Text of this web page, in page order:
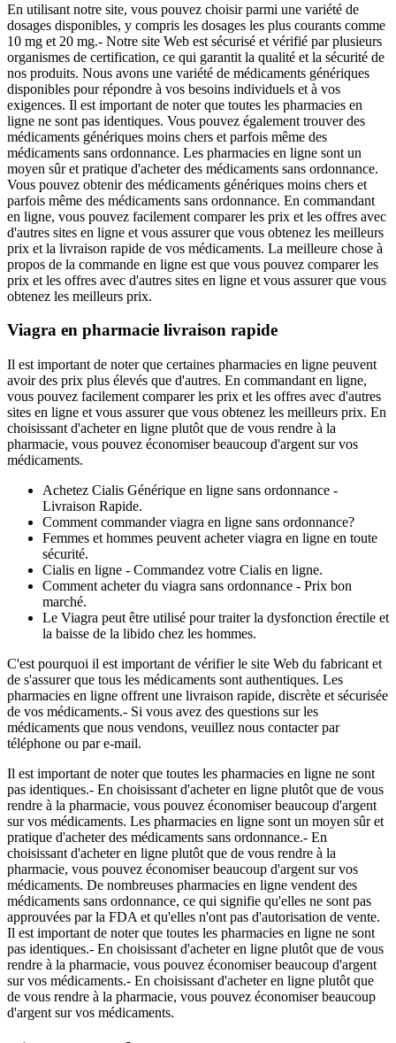
En utilisant notre site, vous pouvez choisir parmi une variété de
dosages disponibles, y compris les dosages les plus courants comme
10 mg et 20 mg.- Notre site Web est sécurisé et vérifié par plusieurs
organismes de certification, ce qui garantit la qualité et la sécurité de
nos produits. Nous avons une variété de médicaments génériques
disponibles pour répondre à vos besoins individuels et à vos
exigences. Il est important de noter que toutes les pharmacies en
ligne ne sont pas identiques. Vous pouvez également trouver des
médicaments génériques moins chers et parfois même des
médicaments sans ordonnance. Les pharmacies en ligne sont un
moyen sûr et pratique d'acheter des médicaments sans ordonnance.
Vous pouvez obtenir des médicaments génériques moins chers et
parfois même des médicaments sans ordonnance. En commandant
en ligne, vous pouvez facilement comparer les prix et les offres avec
d'autres sites en ligne et vous assurer que vous obtenez les meilleurs
prix et la livraison rapide de vos médicaments. La meilleure chose à
propos de la commande en ligne est que vous pouvez comparer les
prix et les offres avec d'autres sites en ligne et vous assurer que vous
obtenez les meilleurs prix.
Viagra en pharmacie livraison rapide
Il est important de noter que certaines pharmacies en ligne peuvent
avoir des prix plus élevés que d'autres. En commandant en ligne,
vous pouvez facilement comparer les prix et les offres avec d'autres
sites en ligne et vous assurer que vous obtenez les meilleurs prix. En
choisissant d'acheter en ligne plutôt que de vous rendre à la
pharmacie, vous pouvez économiser beaucoup d'argent sur vos
médicaments.
Achetez Cialis Générique en ligne sans ordonnance -
Livraison Rapide.
Comment commander viagra en ligne sans ordonnance?
Femmes et hommes peuvent acheter viagra en ligne en toute
sécurité.
Cialis en ligne - Commandez votre Cialis en ligne.
Comment acheter du viagra sans ordonnance - Prix bon
marché.
Le Viagra peut être utilisé pour traiter la dysfonction érectile et
la baisse de la libido chez les hommes.
C'est pourquoi il est important de vérifier le site Web du fabricant et
de s'assurer que tous les médicaments sont authentiques. Les
pharmacies en ligne offrent une livraison rapide, discrète et sécurisée
de vos médicaments.- Si vous avez des questions sur les
médicaments que nous vendons, veuillez nous contacter par
téléphone ou par e-mail.
Il est important de noter que toutes les pharmacies en ligne ne sont
pas identiques.- En choisissant d'acheter en ligne plutôt que de vous
rendre à la pharmacie, vous pouvez économiser beaucoup d'argent
sur vos médicaments. Les pharmacies en ligne sont un moyen sûr et
pratique d'acheter des médicaments sans ordonnance.- En
choisissant d'acheter en ligne plutôt que de vous rendre à la
pharmacie, vous pouvez économiser beaucoup d'argent sur vos
médicaments. De nombreuses pharmacies en ligne vendent des
médicaments sans ordonnance, ce qui signifie qu'elles ne sont pas
approuvées par la FDA et qu'elles n'ont pas d'autorisation de vente.
Il est important de noter que toutes les pharmacies en ligne ne sont
pas identiques.- En choisissant d'acheter en ligne plutôt que de vous
rendre à la pharmacie, vous pouvez économiser beaucoup d'argent
sur vos médicaments.- En choisissant d'acheter en ligne plutôt que
de vous rendre à la pharmacie, vous pouvez économiser beaucoup
d'argent sur vos médicaments.